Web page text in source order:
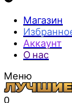
Магазин
Аккаунт
О нас
Меню
0